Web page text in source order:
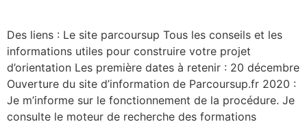
Des liens : Le site parcoursup Tous les conseils et les
informations utiles pour construire votre projet
d’orientation Les première dates à retenir : 20 décembre
Ouverture du site d’information de Parcoursup.fr 2020 :
Je m’informe sur le fonctionnement de la procédure. Je
consulte le moteur de recherche des formations